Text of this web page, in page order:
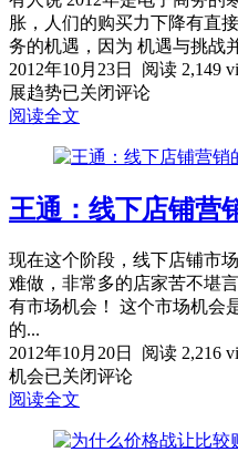
胀，人们的购买力下降有直
务的机遇，因为 机遇与挑战
2012年10月23日
阅读 2,149
展趋势已关闭评论
阅读全文
王通：线下店铺营
现在这个阶段，线下店铺市
难做，非常多的店家苦不堪
有市场机会！ 这个市场机会
的...
2012年10月20日
阅读 2,216
机会已关闭评论
阅读全文